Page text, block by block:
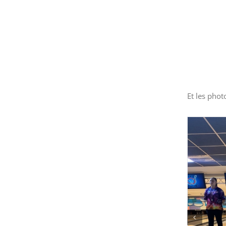
Et les